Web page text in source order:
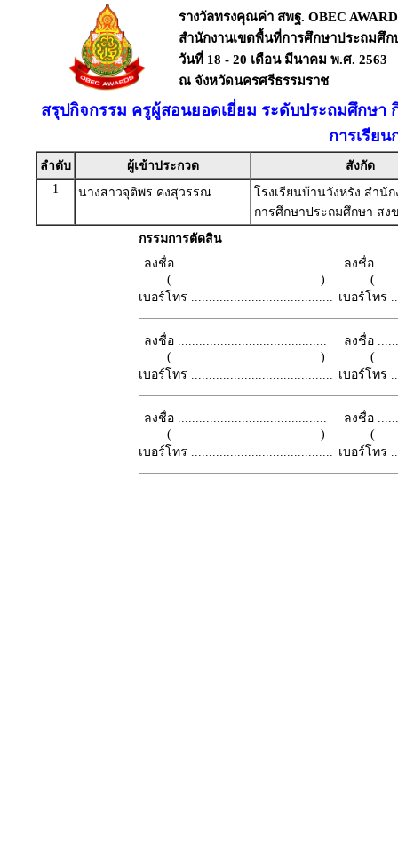
รางวัลทรงคุณค่า สพฐ. OBEC
สำนักงานเขตพื้นที่การศึกษาประถมศึก
วันที่ 18 - 20 เดือน มีนาคม พ.ศ. 2563
ณ จังหวัดนครศรีธรรมราช
สรุปกิจกรรม ครูผู้สอนยอดเยี่ยม ระดับประถมศึกษา
การเรียน
ลำดับ ผู้เข้าประกวด
สังกัด
1
นางสาวจุติพร คงสุวรรณ
โรงเรียนบ้านวังหรัง สำนั
การศึกษาประถมศึกษา สง
กรรมการตัดสิน
ลงชื่อ ..........................................
( )
เบอร์โทร ........................................
ลงชื่อ
เบอร์โทร
ลงชื่อ ..........................................
( )
เบอร์โทร ........................................
ลงชื่อ
เบอร์โทร
ลงชื่อ ..........................................
( )
เบอร์โทร ........................................
ลงชื่อ
เบอร์โทร